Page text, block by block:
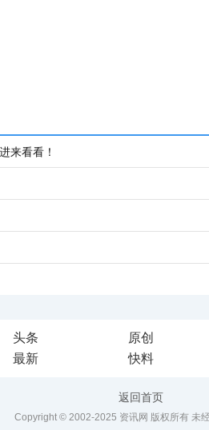
来看看！
头条 原创
最新 快料
返回首页
Copyright © 2002-2025 资讯网 版权所有 未